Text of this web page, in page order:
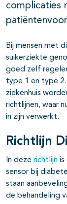
complicaties
Bij mensen met
suikerziekte
goed zelf
type 1 en type
ziekenhuis
richtlijnen, waar
in zijn verwerkt.
Richtlijn
In deze richtlijn is
sensor bij
staan
de behandeling